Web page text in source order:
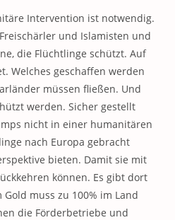
Intervention ist notwendig.
und Islamisten und
die Flüchtlinge schützt. Auf
Welches geschaffen werden
müssen fließen. Und
werden. Sicher gestellt
nicht in einer humanitären
nach Europa gebracht
bieten. Damit sie mit
können. Es gibt dort
muss zu 100% im Land
die Förderbetriebe und